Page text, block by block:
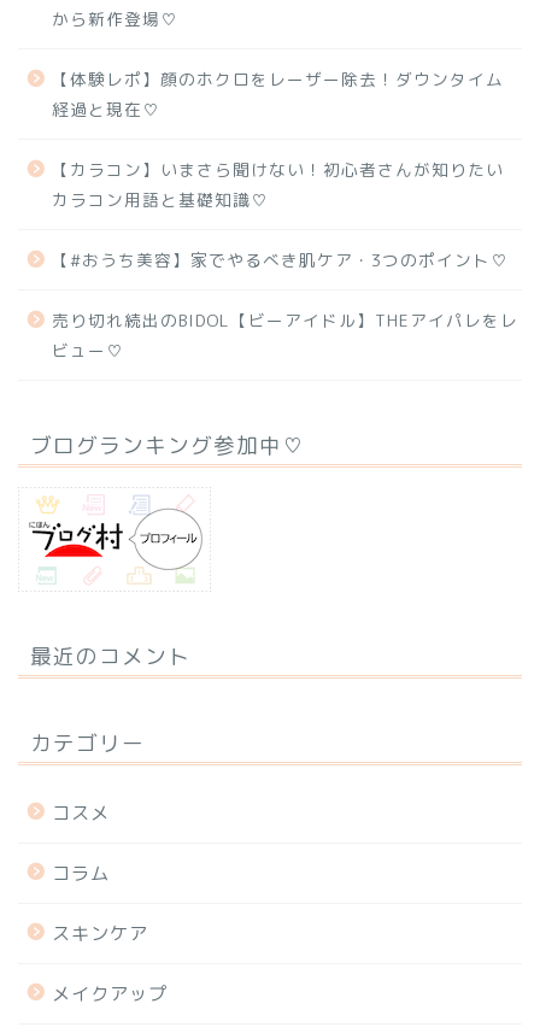
から新作登場♡
【体験レポ】顔のホクロをレーザー除去！ダウンタイム
経過と現在♡
【カラコン】いまさら聞けない！初心者さんが知りたい
カラコン用語と基礎知識♡
【#おうち美容】家でやるべき肌ケア・3つのポイント♡
売り切れ続出のBIDOL【ビーアイドル】THEアイパレをレ
ビュー♡
ブログランキング参加中♡
最近のコメント
カテゴリー
コスメ
コラム
スキンケア
メイクアップ